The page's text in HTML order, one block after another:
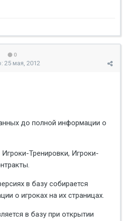
0
25 мая, 2012
до полной информации о
Тренировки, Игроки-
в базу собирается
о игроках на их страницах.
в базу при открытии